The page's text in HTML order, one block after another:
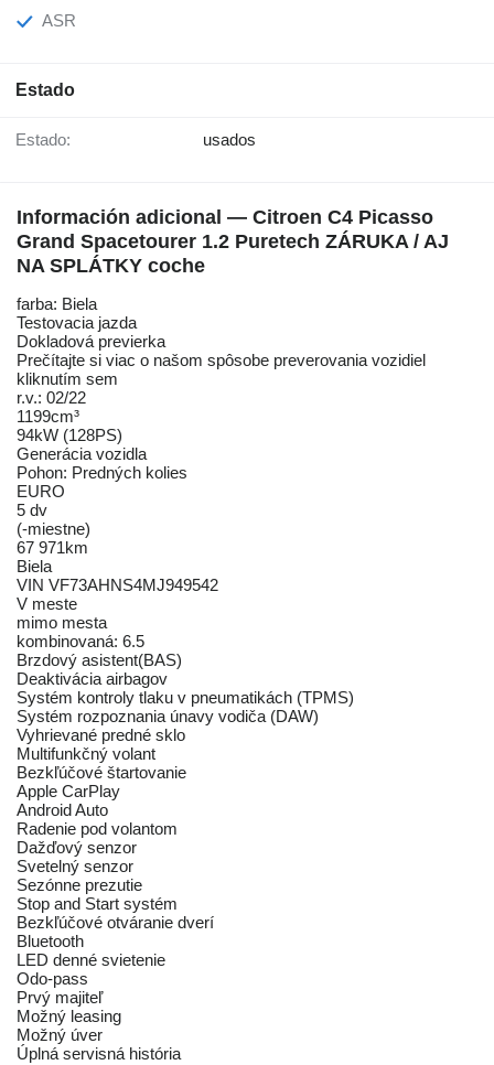
ASR
Estado
Estado: usados
Información adicional — Citroen C4 Picasso
Grand Spacetourer 1.2 Puretech ZÁRUKA / AJ
NA SPLÁTKY coche
farba: Biela
Testovacia jazda
Dokladová previerka
Prečítajte si viac o našom spôsobe preverovania vozidiel
kliknutím sem
r.v.: 02/22
1199cm³
94kW (128PS)
Generácia vozidla
Pohon: Predných kolies
EURO
5 dv
(-miestne)
67 971km
Biela
VIN VF73AHNS4MJ949542
V meste
mimo mesta
kombinovaná: 6.5
Brzdový asistent(BAS)
Deaktivácia airbagov
Systém kontroly tlaku v pneumatikách (TPMS)
Systém rozpoznania únavy vodiča (DAW)
Vyhrievané predné sklo
Multifunkčný volant
Bezkľúčové štartovanie
Apple CarPlay
Android Auto
Radenie pod volantom
Dažďový senzor
Svetelný senzor
Sezónne prezutie
Stop and Start systém
Bezkľúčové otváranie dverí
Bluetooth
LED denné svietenie
Odo-pass
Prvý majiteľ
Možný leasing
Možný úver
Úplná servisná história